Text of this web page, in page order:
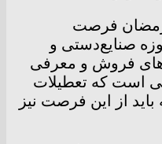
فرصت
صنایع‌دستی و
فروش و معرفی
است که تعطیلات
از این فرصت نیز